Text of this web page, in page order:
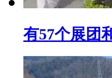
有57个展团